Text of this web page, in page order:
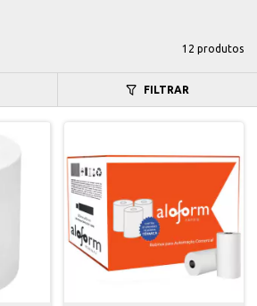
12 produtos
FILTRAR